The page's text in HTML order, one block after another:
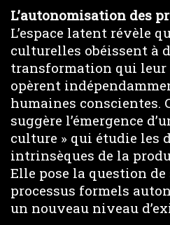
L’autonomisation des
L’espace latent révèle
culturelles obéissent à
transformation qui leur
opèrent
humaines conscientes.
suggère l’émergence
culture » qui étudie les
intrinsèques de la
Elle pose la question
processus formels
un nouveau niveau